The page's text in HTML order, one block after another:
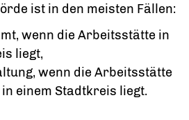
ist in den meisten Fällen:
wenn die Arbeitsstätte in
liegt,
wenn die Arbeitsstätte
einem Stadtkreis liegt.